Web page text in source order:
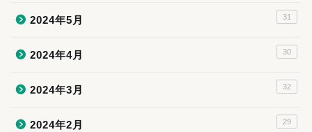
2024年5月 31
2024年4月 30
2024年3月 32
2024年2月 29